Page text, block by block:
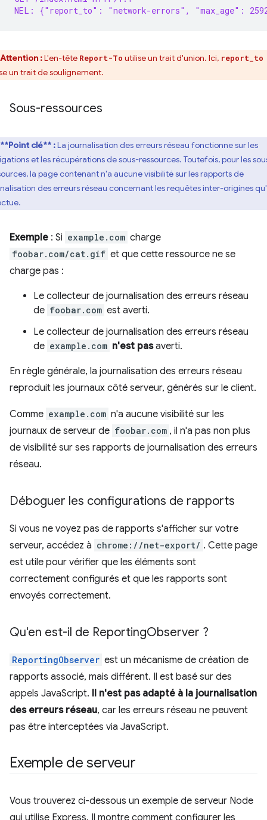
NEL: {"report_to": "network-errors", "max_age":
Attention :L'en-tête Report-To utilise un trait d'union. Ici, report_to
un trait de soulignement.
Sous-ressources
**Point clé** :La journalisation des erreurs réseau fonctionne sur les
et les récupérations de sous-ressources. Toutefois, pour les
la page contenant n'a aucune visibilité sur les rapports de
des erreurs réseau concernant les requêtes inter-origines
Exemple : Si example.com charge
foobar.com/cat.gif et que cette ressource ne se
charge pas :
Le collecteur de journalisation des erreurs réseau
de foobar.com est averti.
Le collecteur de journalisation des erreurs réseau
de example.com n'est pasaverti.
En règle générale, la journalisation des erreurs réseau
reproduit les journaux côté serveur, générés sur le client.
Comme example.com n'a aucune visibilité sur les
journaux de serveur de foobar.com , il n'a pas non plus
de visibilité sur ses rapports de journalisation des erreurs
réseau.
Déboguer les configurations de rapports
Si vous ne voyez pas de rapports s'afficher sur votre
serveur, accédez à chrome://net-export/ . Cette page
est utile pour vérifier que les éléments sont
correctement configurés et que les rapports sont
envoyés correctement.
Qu'en est-il de ReportingObserver ?
ReportingObserver est un mécanisme de création de
rapports associé, mais différent. Il est basé sur des
appels JavaScript. Il n'est pas adapté à la journalisation
des erreurs réseau, car les erreurs réseau ne peuvent
pas être interceptées via JavaScript.
Exemple de serveur
Vous trouverez ci-dessous un exemple de serveur Node
qui utilise Express. Il montre comment configurer les